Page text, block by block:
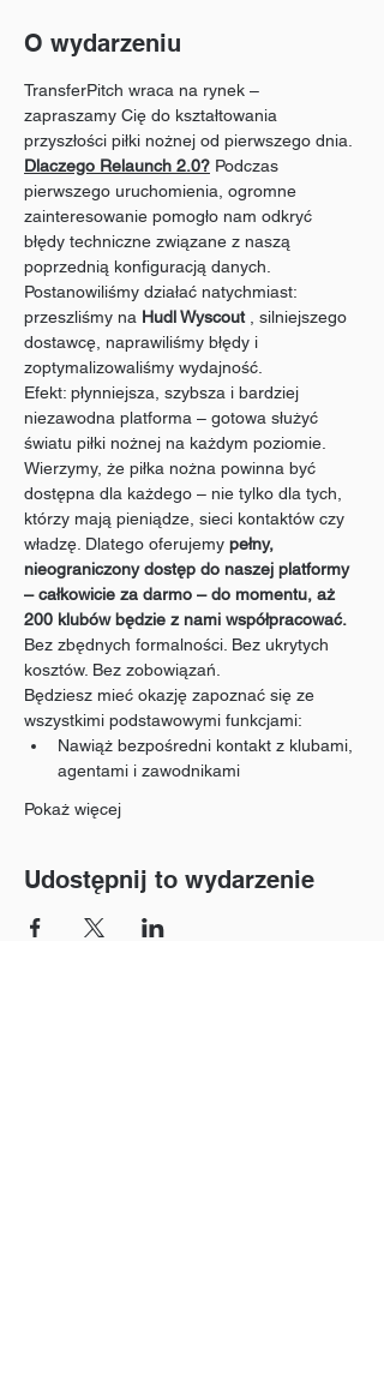
O wydarzeniu
TransferPitch wraca na rynek –
zapraszamy Cię do kształtowania
przyszłości piłki nożnej od pierwszego dnia.
Dlaczego Relaunch 2.0? Podczas
pierwszego uruchomienia, ogromne
zainteresowanie pomogło nam odkryć
błędy techniczne związane z naszą
poprzednią konfiguracją danych.
Postanowiliśmy działać natychmiast:
przeszliśmy na Hudl Wyscout , silniejszego
dostawcę, naprawiliśmy błędy i
zoptymalizowaliśmy wydajność.
Efekt: płynniejsza, szybsza i bardziej
niezawodna platforma – gotowa służyć
światu piłki nożnej na każdym poziomie.
Wierzymy, że piłka nożna powinna być
dostępna dla każdego – nie tylko dla tych,
którzy mają pieniądze, sieci kontaktów czy
władzę. Dlatego oferujemy pełny,
nieograniczony dostęp do naszej platformy
– całkowicie za darmo – do momentu, aż
200 klubów będzie z nami współpracować.
Bez zbędnych formalności. Bez ukrytych
kosztów. Bez zobowiązań.
Będziesz mieć okazję zapoznać się ze
wszystkimi podstawowymi funkcjami:
Nawiąż bezpośredni kontakt z klubami,
agentami i zawodnikami
Pokaż więcej
Udostępnij to wydarzenie